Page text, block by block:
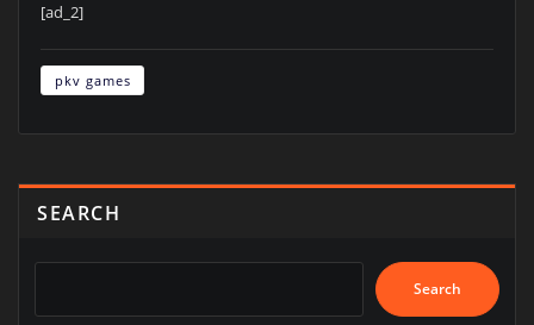
[ad_2]
pkv games
SEARCH
Search